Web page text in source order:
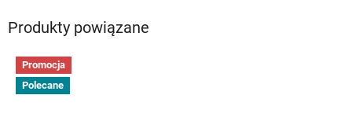
Produkty powiązane
Promocja
Polecane